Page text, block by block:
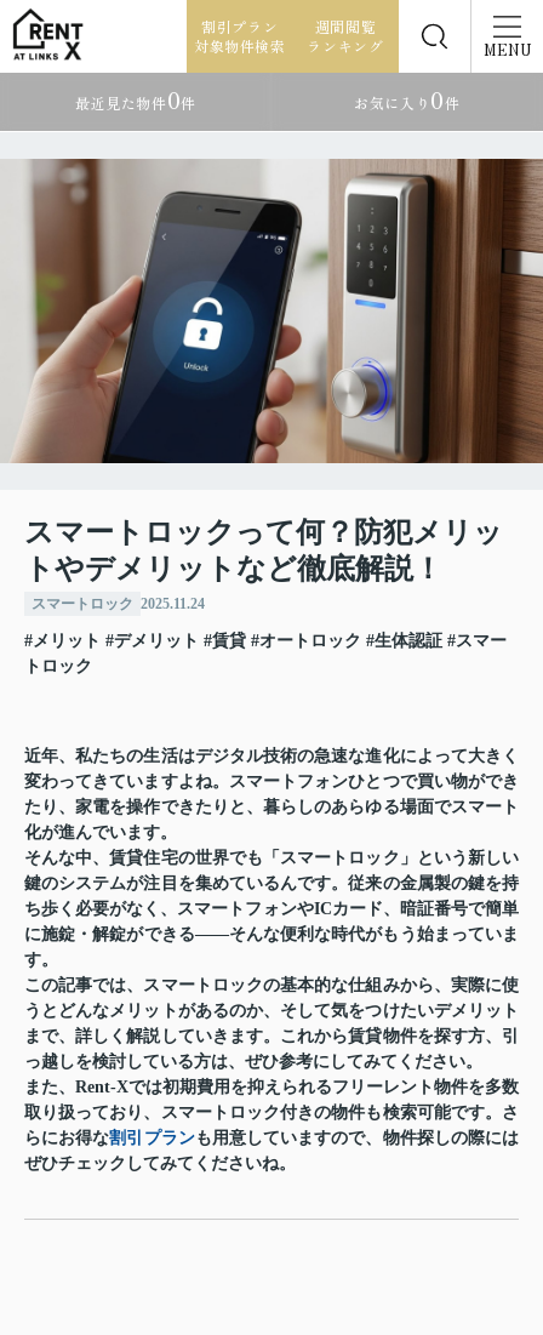
割引プラン
対象物件検索
週間閲覧
ランキング
MENU
最近見た物件0件 お気に入り 0件
スマートロックって何？防犯メリッ
トやデメリットなど徹底解説！
スマートロック 2025.11.24
#メリット #デメリット #賃貸 #オートロック #生体認証 #スマー
トロック
近年、私たちの生活はデジタル技術の急速な進化によって大きく
変わってきていますよね。スマートフォンひとつで買い物ができ
たり、家電を操作できたりと、暮らしのあらゆる場面でスマート
化が進んでいます。
そんな中、賃貸住宅の世界でも「スマートロック」という新しい
鍵のシステムが注目を集めているんです。従来の金属製の鍵を持
ち歩く必要がなく、スマートフォンやICカード、暗証番号で簡単
に施錠・解錠ができる――そんな便利な時代がもう始まっていま
す。
この記事では、スマートロックの基本的な仕組みから、実際に使
うとどんなメリットがあるのか、そして気をつけたいデメリット
まで、詳しく解説していきます。これから賃貸物件を探す方、引
っ越しを検討している方は、ぜひ参考にしてみてください。
また、Rent-Xでは初期費用を抑えられるフリーレント物件を多数
取り扱っており、スマートロック付きの物件も検索可能です。さ
らにお得な割引プランも用意していますので、物件探しの際には
ぜひチェックしてみてくださいね。